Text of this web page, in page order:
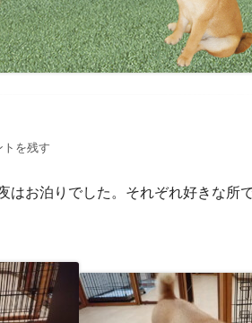
トを残す
はお泊りでした。それぞれ好きな所